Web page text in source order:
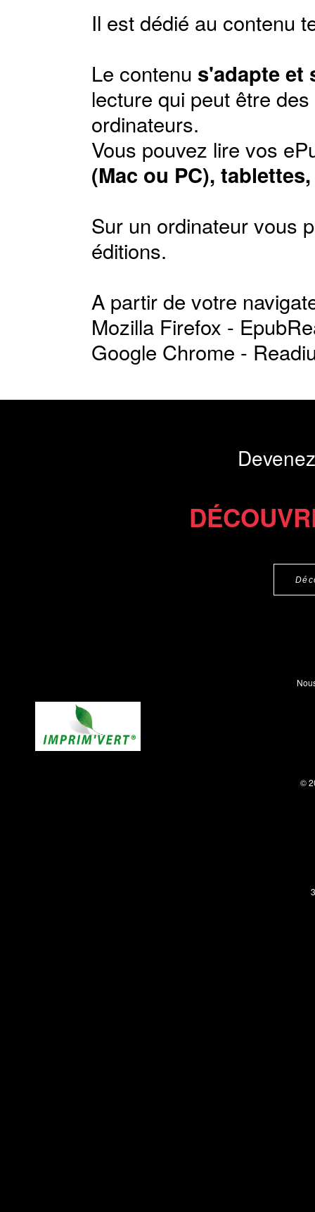
Il est dédié au contenu
Le contenu s'adapte et
lecture qui peut être
ordinateurs.
Vous pouvez lire vos
(Mac ou PC),
Sur un ordinateur vous
éditions.
A partir de votre
Mozilla Firefox -
Google Chrome -
©